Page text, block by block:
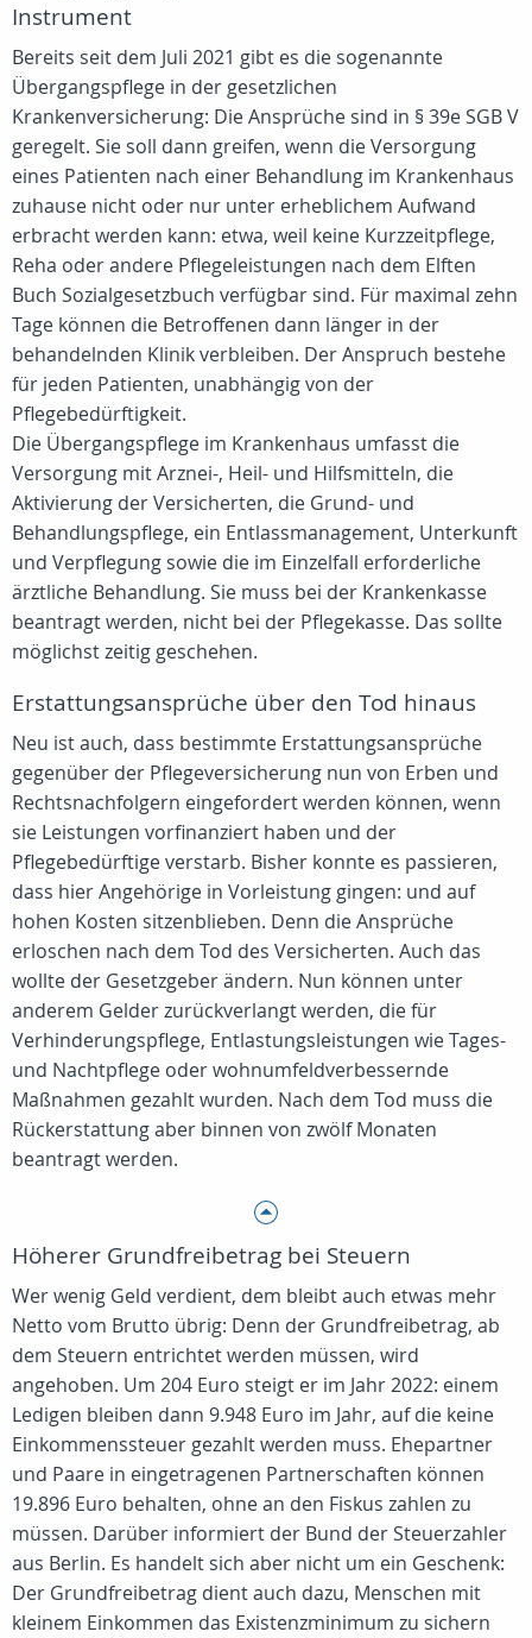
Instrument
Bereits seit dem Juli 2021 gibt es die sogenannte
Übergangspflege in der gesetzlichen
Krankenversicherung: Die Ansprüche sind in § 39e SGB V
geregelt. Sie soll dann greifen, wenn die Versorgung
eines Patienten nach einer Behandlung im Krankenhaus
zuhause nicht oder nur unter erheblichem Aufwand
erbracht werden kann: etwa, weil keine Kurzzeitpflege,
Reha oder andere Pflegeleistungen nach dem Elften
Buch Sozialgesetzbuch verfügbar sind. Für maximal zehn
Tage können die Betroffenen dann länger in der
behandelnden Klinik verbleiben. Der Anspruch bestehe
für jeden Patienten, unabhängig von der
Pflegebedürftigkeit.
Die Übergangspflege im Krankenhaus umfasst die
Versorgung mit Arznei-, Heil- und Hilfsmitteln, die
Aktivierung der Versicherten, die Grund- und
Behandlungspflege, ein Entlassmanagement, Unterkunft
und Verpflegung sowie die im Einzelfall erforderliche
ärztliche Behandlung. Sie muss bei der Krankenkasse
beantragt werden, nicht bei der Pflegekasse. Das sollte
möglichst zeitig geschehen.
Erstattungsansprüche über den Tod hinaus
Neu ist auch, dass bestimmte Erstattungsansprüche
gegenüber der Pflegeversicherung nun von Erben und
Rechtsnachfolgern eingefordert werden können, wenn
sie Leistungen vorfinanziert haben und der
Pflegebedürftige verstarb. Bisher konnte es passieren,
dass hier Angehörige in Vorleistung gingen: und auf
hohen Kosten sitzenblieben. Denn die Ansprüche
erloschen nach dem Tod des Versicherten. Auch das
wollte der Gesetzgeber ändern. Nun können unter
anderem Gelder zurückverlangt werden, die für
Verhinderungspflege, Entlastungsleistungen wie Tages-
und Nachtpflege oder wohnumfeldverbessernde
Maßnahmen gezahlt wurden. Nach dem Tod muss die
Rückerstattung aber binnen von zwölf Monaten
beantragt werden.
Höherer Grundfreibetrag bei Steuern
Wer wenig Geld verdient, dem bleibt auch etwas mehr
Netto vom Brutto übrig: Denn der Grundfreibetrag, ab
dem Steuern entrichtet werden müssen, wird
angehoben. Um 204 Euro steigt er im Jahr 2022: einem
Ledigen bleiben dann 9.948 Euro im Jahr, auf die keine
Einkommenssteuer gezahlt werden muss. Ehepartner
und Paare in eingetragenen Partnerschaften können
19.896 Euro behalten, ohne an den Fiskus zahlen zu
müssen. Darüber informiert der Bund der Steuerzahler
aus Berlin. Es handelt sich aber nicht um ein Geschenk:
Der Grundfreibetrag dient auch dazu, Menschen mit
kleinem Einkommen das Existenzminimum zu sichern